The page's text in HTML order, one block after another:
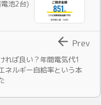
池2台)
れば良い？年間電気代1
ネルギー自給率という本
 Prev